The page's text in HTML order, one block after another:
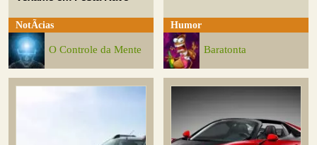
NotÃ­cias
O Controle da Mente
Humor
Baratonta